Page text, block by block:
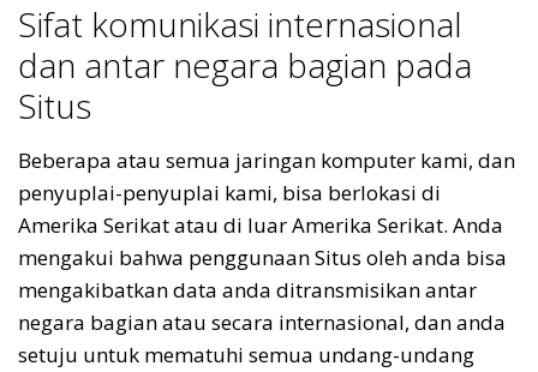
Sifat komunikasi internasional
dan antar negara bagian pada
Situs
Beberapa atau semua jaringan komputer kami, dan
penyuplai-penyuplai kami, bisa berlokasi di
Amerika Serikat atau di luar Amerika Serikat. Anda
mengakui bahwa penggunaan Situs oleh anda bisa
mengakibatkan data anda ditransmisikan antar
negara bagian atau secara internasional, dan anda
setuju untuk mematuhi semua undang-undang